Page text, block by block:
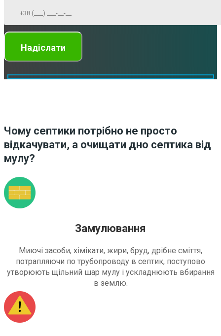
Чому септики потрібно не просто
відкачувати, а очищати дно септика від
мулу?
Замулювання
Миючі засоби, хімікати, жири, бруд, дрібне сміття,
потрапляючи по трубопроводу в септик, поступово
утворюють щільний шар мулу і ускладнюють вбирання
в землю.